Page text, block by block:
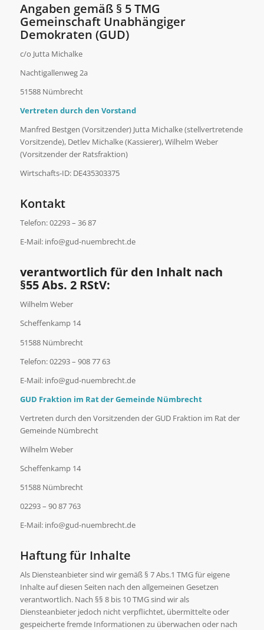
Angaben gemäß § 5 TMG
Gemeinschaft Unabhängiger
Demokraten (GUD)
c/o Jutta Michalke
Nachtigallenweg 2a
51588 Nümbrecht
Vertreten durch den Vorstand
Manfred Bestgen (Vorsitzender) Jutta Michalke (stellvertretende
Vorsitzende), Detlev Michalke (Kassierer), Wilhelm Weber
(Vorsitzender der Ratsfraktion)
Wirtschafts-ID: DE435303375
Kontakt
Telefon: 02293 – 36 87
E-Mail: info@gud-nuembrecht.de
verantwortlich für den Inhalt nach
§55 Abs. 2 RStV:
Wilhelm Weber
Scheffenkamp 14
51588 Nümbrecht
Telefon: 02293 – 908 77 63
E-Mail: info@gud-nuembrecht.de
GUD Fraktion im Rat der Gemeinde Nümbrecht
Vertreten durch den Vorsitzenden der GUD Fraktion im Rat der
Gemeinde Nümbrecht
Wilhelm Weber
Scheffenkamp 14
51588 Nümbrecht
02293 – 90 87 763
E-Mail: info@gud-nuembrecht.de
Haftung für Inhalte
Als Diensteanbieter sind wir gemäß § 7 Abs.1 TMG für eigene
Inhalte auf diesen Seiten nach den allgemeinen Gesetzen
verantwortlich. Nach §§ 8 bis 10 TMG sind wir als
Diensteanbieter jedoch nicht verpflichtet, übermittelte oder
gespeicherte fremde Informationen zu überwachen oder nach